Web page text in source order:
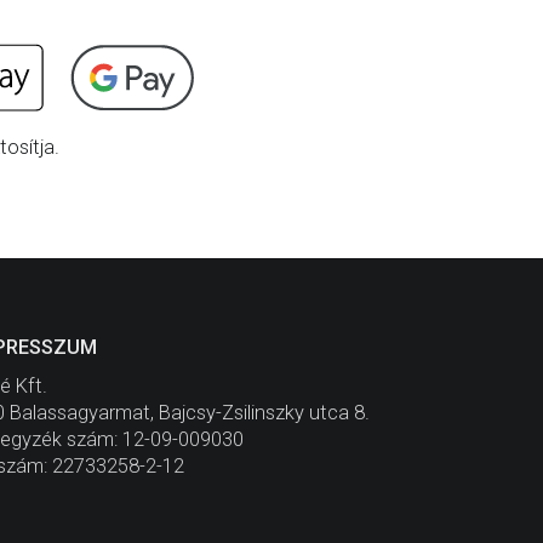
Kft.
Balassagyarmat, Bajcsy-Zsilinszky utca 8.
szám: 12-09-009030
22733258-2-12